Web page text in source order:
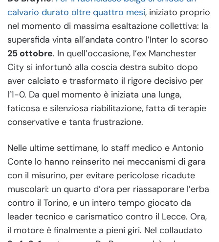
calvario durato oltre quattro mesi, iniziato proprio
nel momento di massima esaltazione collettiva: la
supersfida vinta all’andata contro l’Inter lo scorso
25 ottobre. In quell’occasione, l’ex Manchester
City si infortunò alla coscia destra subito dopo
aver calciato e trasformato il rigore decisivo per
l’1-0. Da quel momento è iniziata una lunga,
faticosa e silenziosa riabilitazione, fatta di terapie
conservative e tanta frustrazione.
Nelle ultime settimane, lo staff medico e Antonio
Conte lo hanno reinserito nei meccanismi di gara
con il misurino, per evitare pericolose ricadute
muscolari: un quarto d’ora per riassaporare l’erba
contro il Torino, e un intero tempo giocato da
leader tecnico e carismatico contro il Lecce. Ora,
il motore è finalmente a pieni giri. Nel collaudato